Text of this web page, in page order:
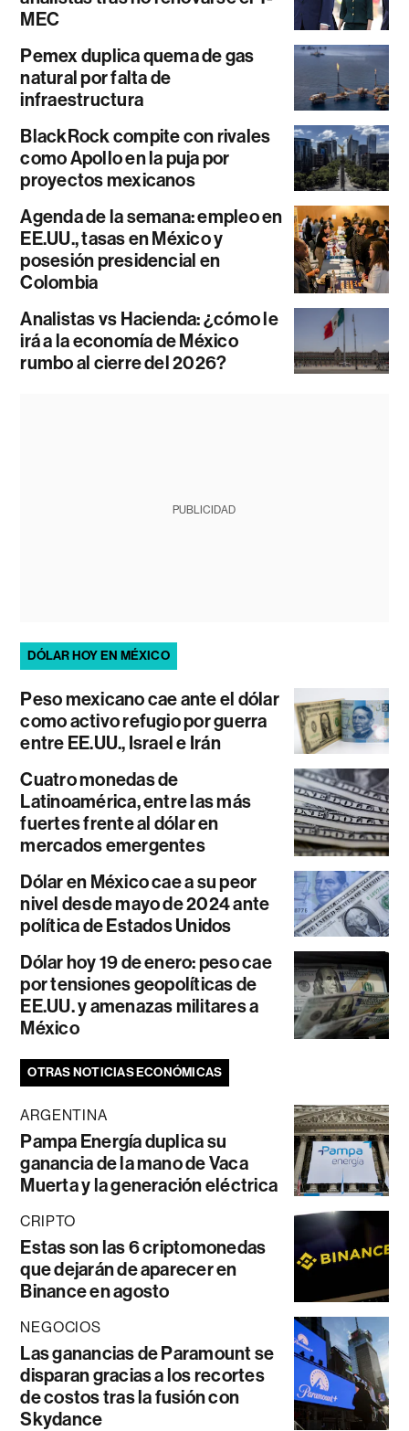
MEC
Pemex duplica quema de gas
natural por falta de
infraestructura
BlackRock compite con rivales
como Apollo en la puja por
proyectos mexicanos
Agenda de la semana: empleo en
EE.UU., tasas en México y
posesión presidencial en
Colombia
Analistas vs Hacienda: ¿cómo le
irá a la economía de México
rumbo al cierre del 2026?
PUBLICIDAD
DÓLAR HOY EN MÉXICO
Peso mexicano cae ante el dólar
como activo refugio por guerra
entre EE.UU., Israel e Irán
Cuatro monedas de
Latinoamérica, entre las más
fuertes frente al dólar en
mercados emergentes
Dólar en México cae a su peor
nivel desde mayo de 2024 ante
política de Estados Unidos
Dólar hoy 19 de enero: peso cae
por tensiones geopolíticas de
EE.UU. y amenazas militares a
México
OTRAS NOTICIAS ECONÓMICAS
ARGENTINA
Pampa Energía duplica su
ganancia de la mano de Vaca
Muerta y la generación eléctrica
CRIPTO
Estas son las 6 criptomonedas
que dejarán de aparecer en
Binance en agosto
NEGOCIOS
Las ganancias de Paramount se
disparan gracias a los recortes
de costos tras la fusión con
Skydance